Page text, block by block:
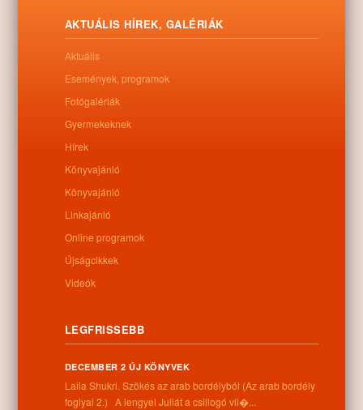
Letöltés
0
Kapcsolódó anyagok
Kategóriák:
Információk
AKTUÁLIS HÍREK, GALÉRIÁK
Aktuális
Események, programok
Fotógalériák
Gyermekeknek
Hírek
Könyvajánló
Könyvajánló
Linkajánló
Online programok
Újságcikkek
Videók
LEGFRISSEBB
DECEMBER 2 ÚJ KÖNYVEK
Laila Shukri. Szökés ​az arab bordélyból (Az arab bordély
foglyai 2.) A lengyel Juliát a csillogó vil�...